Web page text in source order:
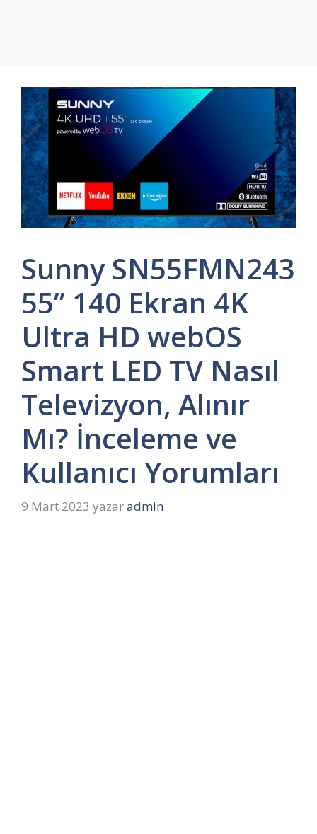
Sunny SN55FMN243
55’’ 140 Ekran 4K
Ultra HD webOS
Smart LED TV Nasıl
Televizyon, Alınır
Mı? İnceleme ve
Kullanıcı Yorumları
9 Mart 2023 yazaradmin